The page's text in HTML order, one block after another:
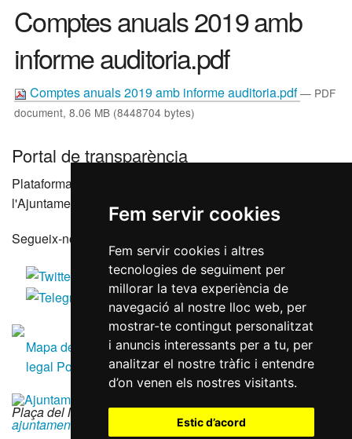
Fem servir cookies
Fem servir cookies i altres
tecnologies de seguiment per
millorar la teva experiència de
navegació al nostre lloc web, per
mostrar-te contingut personalitzat
i anuncis interessants per a tu, per
analitzar el nostre tràfic i entendre
d’on venen els nostres visitants.
Estic d’acord
Comptes anuals 2019 amb
informe auditoria.pdf
Comptes anuals 2019 amb informe auditoria.pdf— PDF
document, 8.06 MB (8448704 bytes)
Portal de transparència
Plataforma que agrupa els portals de transparència de
l'Ajuntament de Reus i les seves entitats dependents
Segueix-nos a les xarxes socials
Mapa del lloc AccessibilitatPolítica de galetesAvís
legal Política de privacitatRGPD
Plaça del Mercadal · 43201 Reus|977 010 010|
ajuntament@reus.cat reus.cat